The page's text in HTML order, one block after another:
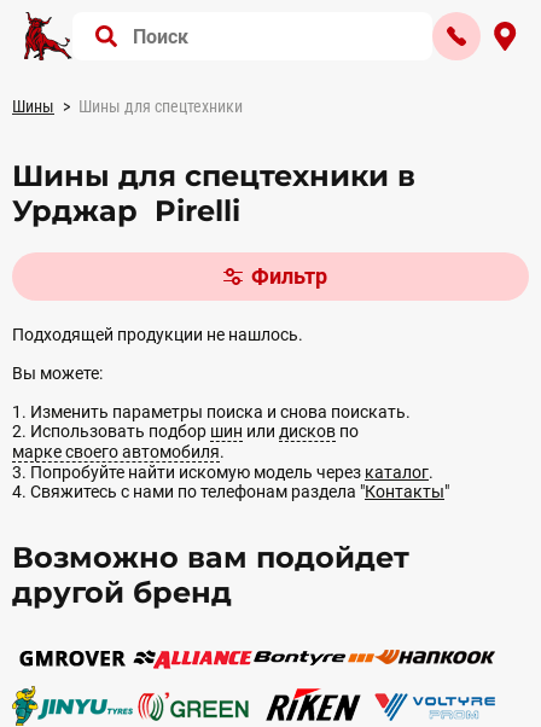
Шины Шины для спецтехники
Шины для спецтехники в
Урджар Pirelli
Фильтр
Подходящей продукции не нашлось.
Вы можете:
1. Изменить параметры поиска и снова поискать.
2. Использовать подбор шин или дисков по
марке своего автомобиля.
3. Попробуйте найти искомую модель через каталог.
4. Свяжитесь с нами по телефонам раздела "Контакты"
Возможно вам подойдет
другой бренд